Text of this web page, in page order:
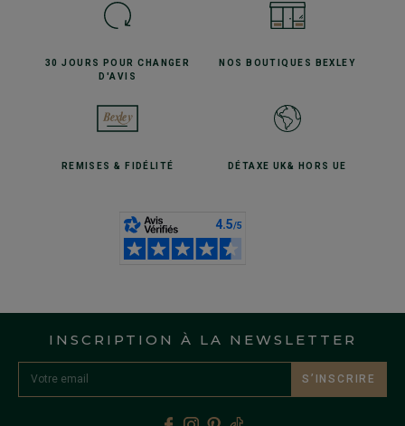
30 JOURS POURCHANGER
D'AVIS
NOS BOUTIQUES BEXLEY
REMISES& FIDÉLITÉ DÉTAXE UK& HORS UE
INSCRIPTION À LA NEWSLETTER
S’INSCRIRE